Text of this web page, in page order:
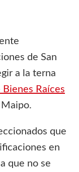
de San
a la terna
Raíces
que
en
que no se